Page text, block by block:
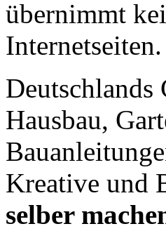
übernimmt
Internetseiten.
Hausbau,
Kreative und
selber